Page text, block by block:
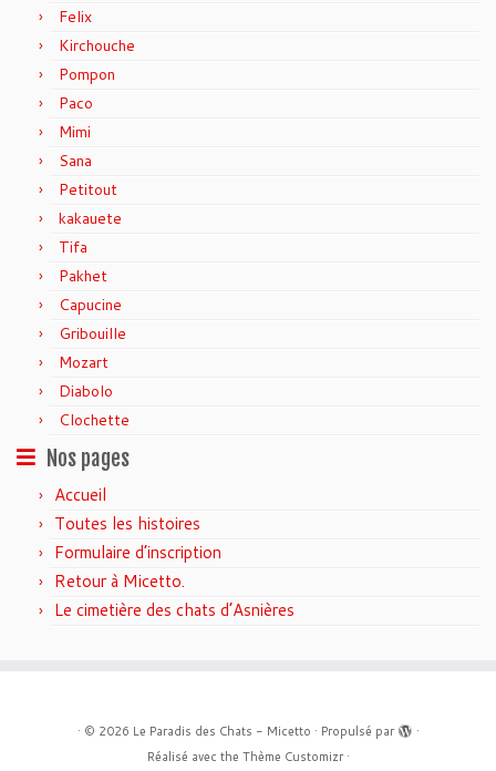
Felix
Kirchouche
Pompon
Paco
Mimi
Sana
Petitout
kakauete
Tifa
Pakhet
Capucine
Gribouille
Mozart
Diabolo
Clochette
Nos pages
Accueil
Toutes les histoires
Formulaire d’inscription
Retour à Micetto.
Le cimetière des chats d’Asnières
· © 2026 Le Paradis des Chats - Micetto · Propulsé par
·
Réalisé avec the Thème Customizr·